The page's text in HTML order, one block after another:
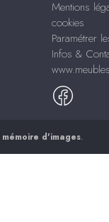
Mentions
cookies
Paramétrer
Infos &
mémoire d'images.